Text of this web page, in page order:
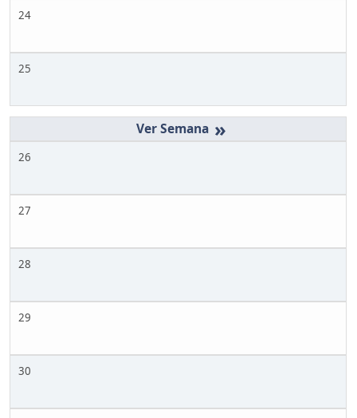
24
25
»
26
27
28
29
30